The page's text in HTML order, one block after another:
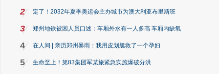
2 定了！2032年夏季奥运会主办城市为澳大利亚布里斯班
3 郑州地铁被困人员口述：车厢外水有一人多高 车厢内缺氧
4 在人间 | 亲历郑州暴雨：我用皮划艇救了一个孕妇
5 生命至上！第83集团军某旅紧急实施爆破分洪